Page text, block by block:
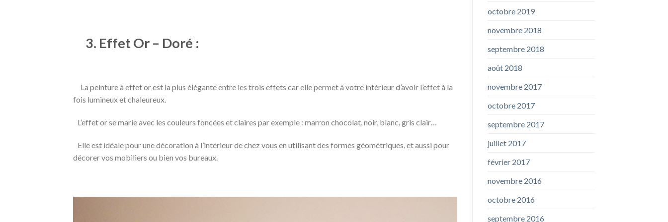
3. Effet Or – Doré :
La peinture à effet or est la plus élégante entre les trois effets car elle permet à votre intérieur d’avoir l’effet à la
fois lumineux et chaleureux.
L’effet or se marie avec les couleurs foncées et claires par exemple : marron chocolat, noir, blanc, gris clair…
Elle est idéale pour une décoration à l’intérieur de chez vous en utilisant des formes géométriques, et aussi pour
décorer vos mobiliers ou bien vos bureaux.
octobre 2019
novembre 2018
septembre 2018
août 2018
novembre 2017
octobre 2017
septembre 2017
juillet 2017
février 2017
novembre 2016
octobre 2016
septembre 2016